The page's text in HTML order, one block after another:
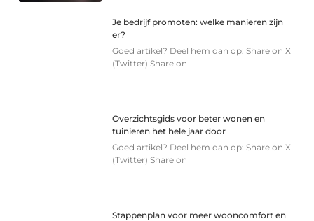
Je bedrijf promoten: welke manieren zijn
er?
Goed artikel? Deel hem dan op: Share on X
(Twitter) Share on
Overzichtsgids voor beter wonen en
tuinieren het hele jaar door
Goed artikel? Deel hem dan op: Share on X
(Twitter) Share on
Stappenplan voor meer wooncomfort en